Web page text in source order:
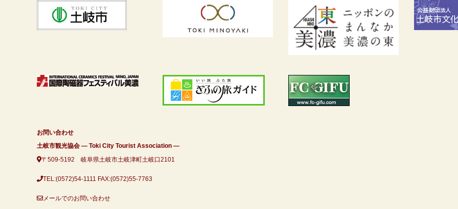
お問い合わせ
土岐市観光協会 ― Toki City Tourist Association ―
〒509-5192 岐阜県土岐市土岐津町土岐口2101
TEL:(0572)54-1111 FAX:(0572)55-7763
メールでのお問い合わせ